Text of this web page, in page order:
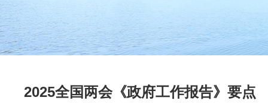
2025全国两会《政府工作报告》要点